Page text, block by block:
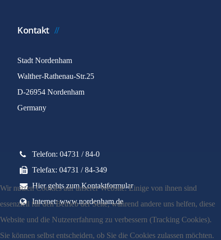
Kontakt
Stadt Nordenham
Walther-Rathenau-Str.25
D-26954 Nordenham
Germany
Telefon: 04731 / 84-0
Telefax: 04731 / 84-349
Hier gehts zum Kontaktformular
Internet: www.nordenham.de
Wir nutzen Cookies auf unserer Website. Einige von ihnen sind
essenziell für den Betrieb der Seite, während andere uns helfen, diese
Website und die Nutzererfahrung zu verbessern (Tracking Cookies).
Sie können selbst entscheiden, ob Sie die Cookies zulassen möchten.